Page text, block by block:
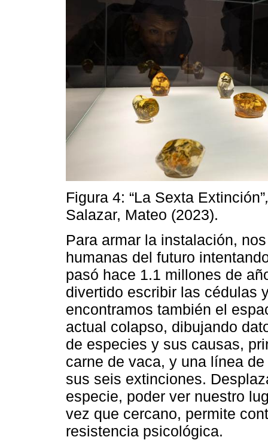
Figura 4: “La Sexta Extinción”
Salazar, Mateo (2023).
Para armar la instalación,
humanas del futuro
pasó hace 1.1 millones de
divertido escribir las cédulas
encontramos también el
actual colapso, dibujando
de especies y sus causas,
carne de vaca, y una línea
sus seis extinciones.
especie, poder ver nuestro
vez que cercano, permite
resistencia psicológica.